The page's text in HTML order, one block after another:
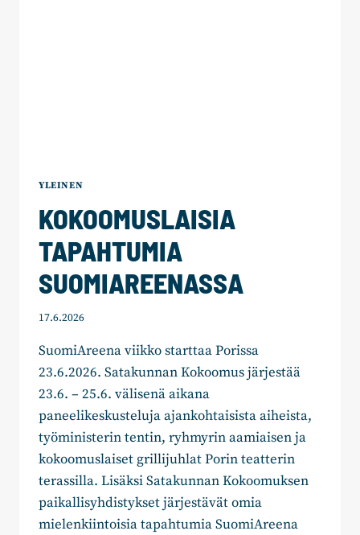
YLEINEN
KOKOOMUSLAISIA
TAPAHTUMIA
SUOMIAREENASSA
17.6.2026
SuomiAreena viikko starttaa Porissa
23.6.2026. Satakunnan Kokoomus järjestää
23.6. – 25.6. välisenä aikana
paneelikeskusteluja ajankohtaisista aiheista,
työministerin tentin, ryhmyrin aamiaisen ja
kokoomuslaiset grillijuhlat Porin teatterin
terassilla. Lisäksi Satakunnan Kokoomuksen
paikallisyhdistykset järjestävät omia
mielenkiintoisia tapahtumia SuomiAreena